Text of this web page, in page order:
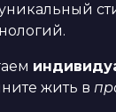
жить в